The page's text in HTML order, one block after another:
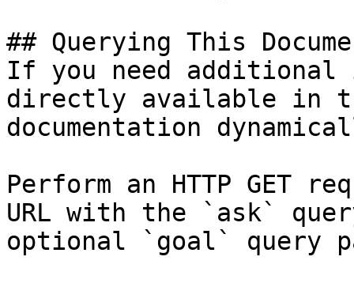
## Querying This
If you need
directly available in
documentation
Perform an HTTP GET
URL with the `ask`
optional `goal` query